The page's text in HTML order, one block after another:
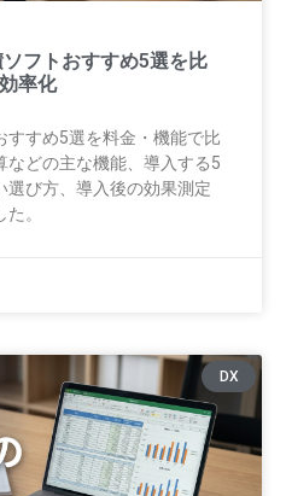
ソフトおすすめ5選を比
率化
すすめ5選を料金・機能で比
などの主な機能、導入する5
選び方、導入後の効果測定
。
DX